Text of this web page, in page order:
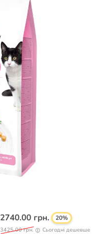
2740.00 грн. 20%
3425.00 грн. Сьогодні дешевше